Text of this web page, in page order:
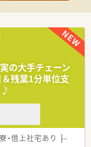
。ドラッグストアの
極的に対応をされて
ルヘルスケアの名に
リアである一都三
ます。
ました！
剤併設化を進めてい
の大手チェーン
残業1分単位支
♪
寮・借上社宅あり 住宅補